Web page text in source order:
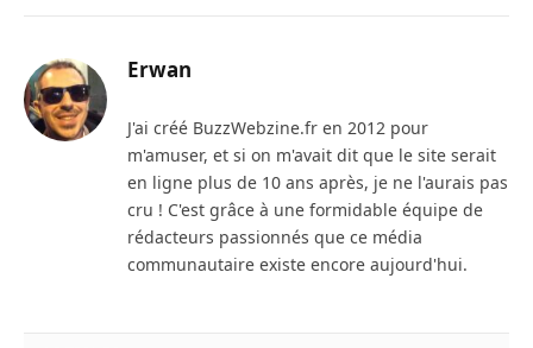
Erwan
J'ai créé BuzzWebzine.fr en 2012 pour
m'amuser, et si on m'avait dit que le site serait
en ligne plus de 10 ans après, je ne l'aurais pas
cru ! C'est grâce à une formidable équipe de
rédacteurs passionnés que ce média
communautaire existe encore aujourd'hui.